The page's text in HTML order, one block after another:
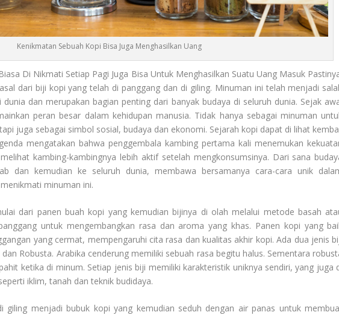
Kenikmatan Sebuah Kopi Bisa Juga Menghasilkan Uang
Di Nikmati Setiap Pagi Juga Bisa Untuk Menghasilkan Suatu Uang Masuk
dari biji kopi yang telah di panggang dan di giling. Minuman ini telah menjadi
dan merupakan bagian penting dari banyak budaya di seluruh dunia. Sejak
peran besar dalam kehidupan manusia. Tidak hanya sebagai minuman
juga sebagai simbol sosial, budaya dan ekonomi. Sejarah kopi dapat di lihat
mengatakan bahwa penggembala kambing pertama kali menemukan
kambing-kambingnya lebih aktif setelah mengkonsumsinya. Dari sana
dan kemudian ke seluruh dunia, membawa bersamanya cara-cara unik
minuman ini.
dari panen buah kopi yang kemudian bijinya di olah melalui metode basah
untuk mengembangkan rasa dan aroma yang khas. Panen kopi yang
yang cermat, mempengaruhi cita rasa dan kualitas akhir kopi. Ada dua jenis
Robusta. Arabika cenderung memiliki sebuah rasa begitu halus. Sementara
ketika di minum. Setiap jenis biji memiliki karakteristik uniknya sendiri, yang juga
iklim, tanah dan teknik budidaya.
giling menjadi bubuk kopi yang kemudian seduh dengan air panas untuk